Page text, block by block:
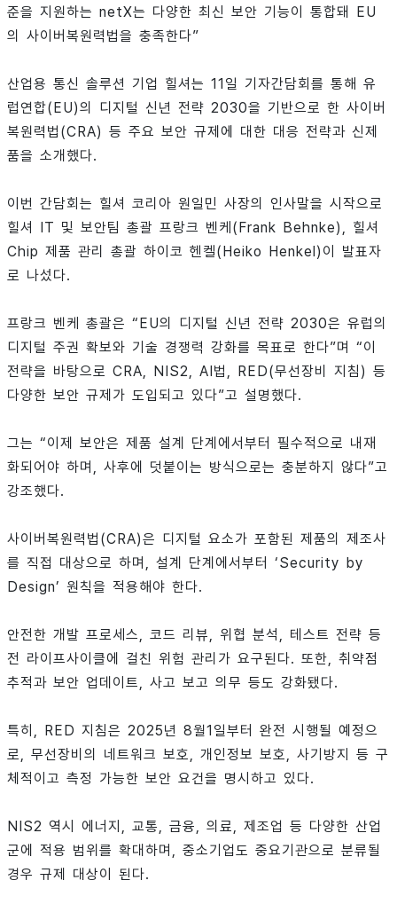
준을 지원하는 netX는 다양한 최신 보안 기능이 통합돼 EU
의 사이버복원력법을 충족한다”
산업용 통신 솔루션 기업 힐셔는 11일 기자간담회를 통해 유
럽연합(EU)의 디지털 신년 전략 2030을 기반으로 한 사이버
복원력법(CRA) 등 주요 보안 규제에 대한 대응 전략과 신제
품을 소개했다.
이번 간담회는 힐셔 코리아 원일민 사장의 인사말을 시작으로
힐셔 IT 및 보안팀 총괄 프랑크 벤케(Frank Behnke), 힐셔
Chip 제품 관리 총괄 하이코 헨켈(Heiko Henkel)이 발표자
로 나섰다.
프랑크 벤케 총괄은 “EU의 디지털 신년 전략 2030은 유럽의
디지털 주권 확보와 기술 경쟁력 강화를 목표로 한다”며 “이
전략을 바탕으로 CRA, NIS2, AI법, RED(무선장비 지침) 등
다양한 보안 규제가 도입되고 있다”고 설명했다.
그는 “이제 보안은 제품 설계 단계에서부터 필수적으로 내재
화되어야 하며, 사후에 덧붙이는 방식으로는 충분하지 않다”고
강조했다.
사이버복원력법(CRA)은 디지털 요소가 포함된 제품의 제조사
를 직접 대상으로 하며, 설계 단계에서부터 ‘Security by
Design’ 원칙을 적용해야 한다.
안전한 개발 프로세스, 코드 리뷰, 위협 분석, 테스트 전략 등
전 라이프사이클에 걸친 위험 관리가 요구된다. 또한, 취약점
추적과 보안 업데이트, 사고 보고 의무 등도 강화됐다.
특히, RED 지침은 2025년 8월1일부터 완전 시행될 예정으
로, 무선장비의 네트워크 보호, 개인정보 보호, 사기방지 등 구
체적이고 측정 가능한 보안 요건을 명시하고 있다.
NIS2 역시 에너지, 교통, 금융, 의료, 제조업 등 다양한 산업
군에 적용 범위를 확대하며, 중소기업도 중요기관으로 분류될
경우 규제 대상이 된다.